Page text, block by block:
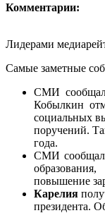
Комментарии:
Лидерами
Самые заметные
СМИ
Кобылкин
социальных
поручений.
года.
СМИ
повышение
Карелия
президента.